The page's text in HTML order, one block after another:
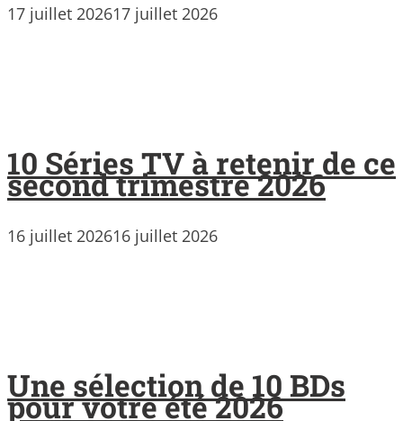
17 juillet 202617 juillet 2026
10 Séries TV à retenir de ce
second trimestre 2026
16 juillet 202616 juillet 2026
Une sélection de 10 BDs
pour votre été 2026